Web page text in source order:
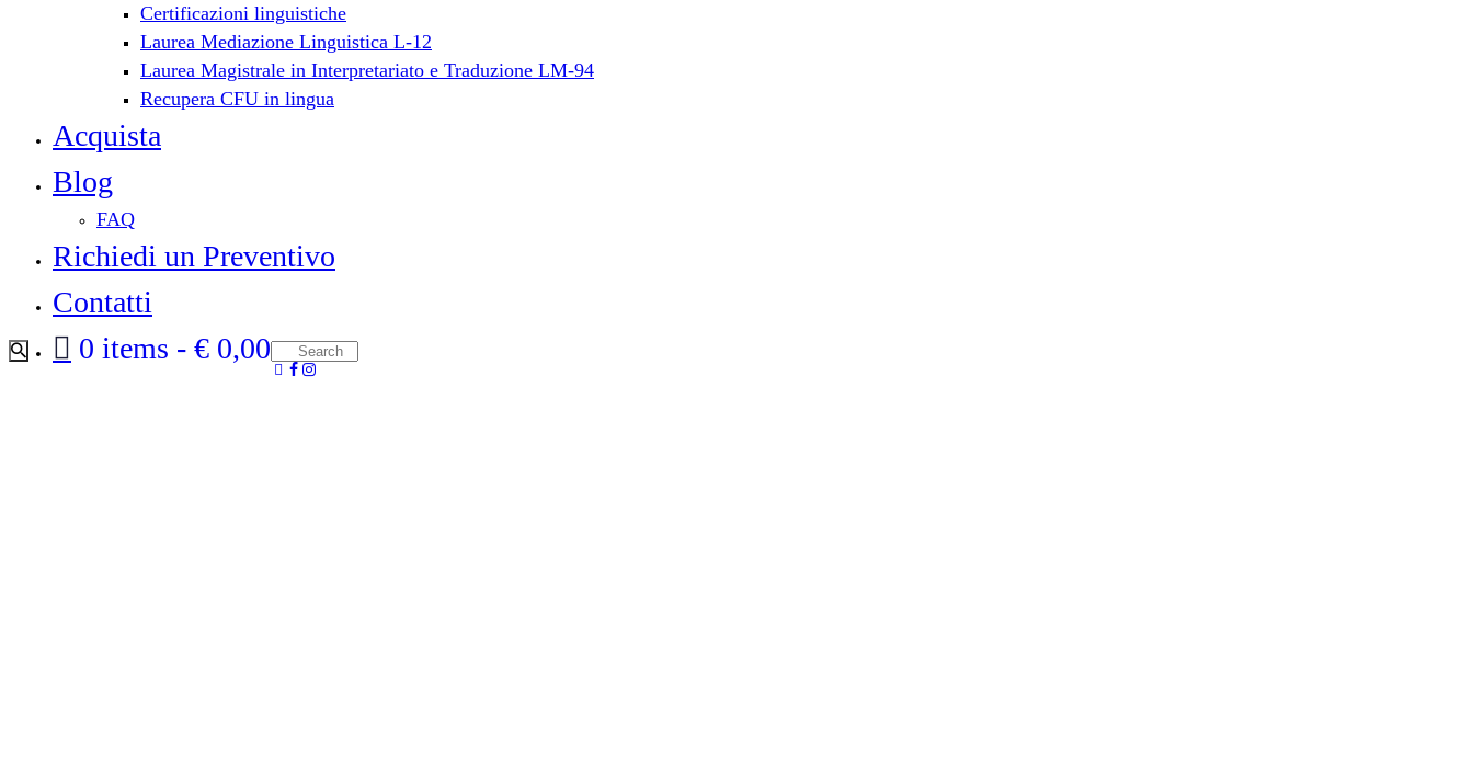
Certificazioni linguistiche
Laurea Mediazione Linguistica L-12
Laurea Magistrale in Interpretariato e Traduzione LM-94
Recupera CFU in lingua
Acquista
Blog
FAQ
Richiedi un Preventivo
Contatti
0 items
€ 0,00